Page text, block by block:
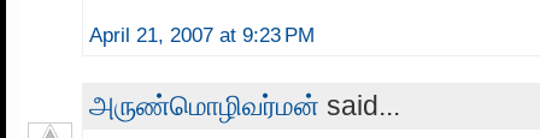
April 21, 2007 at 9:23 PM
அருண்மொழிவர்மன் said...